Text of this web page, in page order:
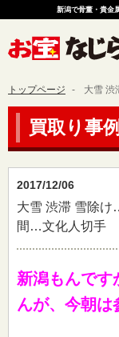
新潟で骨董・貴金
トップページ
買取り事
2017/12/06
大雪 渋滞 雪除
間…文化人切手
新潟もんです
んが、今朝は